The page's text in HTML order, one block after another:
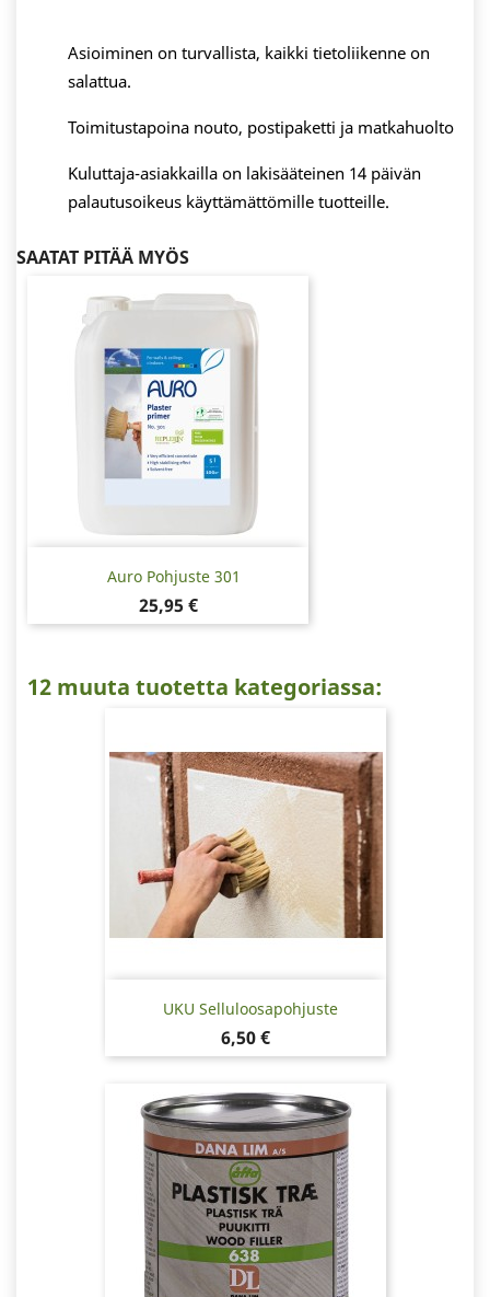
Asioiminen on turvallista, kaikki tietoliikenne on
salattua.
Toimitustapoina nouto, postipaketti ja matkahuolto
Kuluttaja-asiakkailla on lakisääteinen 14 päivän
palautusoikeus käyttämättömille tuotteille.
SAATAT PITÄÄ MYÖS
Auro Pohjuste 301
Hinta
25,95 €
12 muuta tuotetta kategoriassa:
UKU Selluloosapohjuste
Hinta
6,50 €